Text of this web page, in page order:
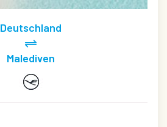
Deutschland
Malediven